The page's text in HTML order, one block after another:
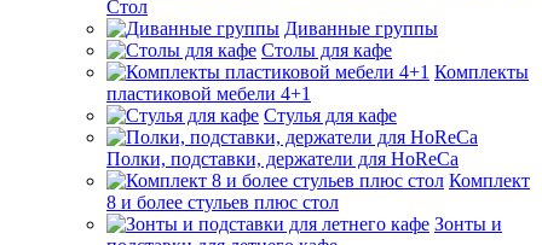
Стол
Диванные группы
Столы для кафе
Комплекты
пластиковой мебели 4+1
Стулья для кафе
Полки, подставки, держатели для HoReCa
Комплект
8 и более стульев плюс стол
Зонты и